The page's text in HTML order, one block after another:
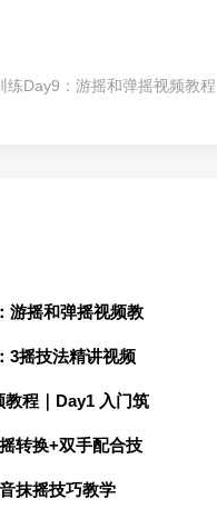
练Day9：游摇和弹摇视频教程
游摇和弹摇视频教
3摇技法精讲视频
程｜Day1 入门筑
转换+双手配合技
抹摇技巧教学